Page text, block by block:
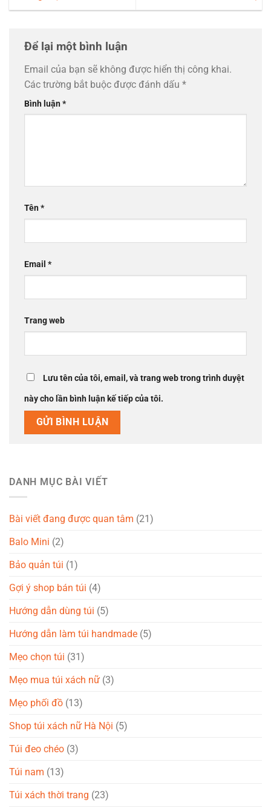
Để lại một bình luận
Email của bạn sẽ không được hiển thị công khai.
Các trường bắt buộc được đánh dấu *
Bình luận*
Tên*
Email *
Trang web
Lưu tên của tôi, email, và trang web trong trình duyệt
này cho lần bình luận kế tiếp của tôi.
DANH MỤC BÀI VIẾT
Bài viết đang được quan tâm (21)
Balo Mini (2)
Bảo quản túi (1)
Gợi ý shop bán túi (4)
Hướng dẫn dùng túi (5)
Hướng dẫn làm túi handmade (5)
Mẹo chọn túi (31)
Mẹo mua túi xách nữ (3)
Mẹo phối đồ (13)
Shop túi xách nữ Hà Nội (5)
Túi đeo chéo (3)
Túi nam (13)
Túi xách thời trang (23)